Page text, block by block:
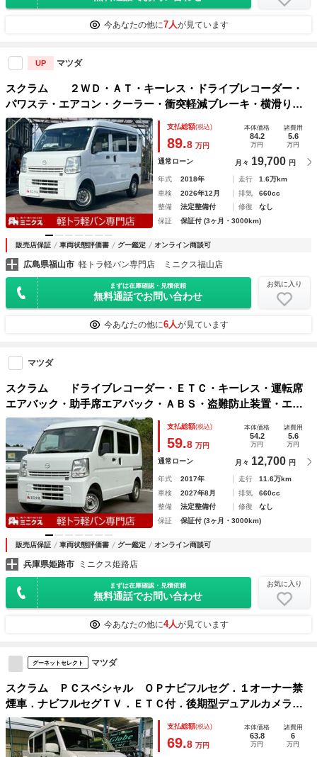
今あなたの他に7人が見ています
UP マツダ
スクラム ２ＷＤ・ＡＴ・キーレス・ドライブレコーダー・
パワステ・エアコン・クーラー・衝突軽減ブレーキ・横滑り防
止装置・ＡＢＳ・ＭＴモード・両側スライドドア・運転席エア
バック・助手席エアバック・純正ラジオ・
支払総額(税込)
89.8 万円
本体価格
84.2
万円
諸費用
5.6
万円
通常ローン 月々 19,700 円
年式 2018年 走行
1.6万km
車検
2026年12月 排気
660cc
整備
法定整備付 修復
なし
保証
保証付 (3ヶ月・3000km)
販売店保証 車両状態評価書 グー鑑定 オンライン商談可
広島県福山市 軽トラ軽バン専門店 ミニクス福山店
まずは在庫確認・見積依頼
無料通話でお問い合わせ
お気に入り
今あなたの他に6人が見ています
マツダ
スクラム ドライブレコーダー・ＥＴＣ・キーレス・運転席
エアバック・助手席エアバック・ＡＢＳ・盗難防止装置・エア
コン・パワステ・両側スライドドア・純正ラジオ・ヘッドライ
トレペライザー・フロアマット・スペアキー
支払総額(税込)
59.8 万円
本体価格
54.2
万円
諸費用
5.6
万円
通常ローン 月々 12,700 円
年式 2017年 走行
11.6万km
車検
2027年8月 排気
660cc
整備
法定整備付 修復
なし
保証
保証付 (3ヶ月・3000km)
販売店保証 車両状態評価書 グー鑑定 オンライン商談可
兵庫県姫路市 ミニクス姫路店
まずは在庫確認・見積依頼
無料通話でお問い合わせ
お気に入り
今あなたの他に4人が見ています
グーネットセレクト マツダ
スクラム ＰＣスペシャル ＯＰナビフルセグ．１オーナー禁
煙車．ナビフルセグＴＶ．ＥＴＣ付．後期型デュアルカメラブ
レーキ車．リア抑制ソナー．リア５面プライバシーガラス．ハ
イＲ＆オーバーヘットシェル．電格ミラー．後期タコメーター
付
支払総額(税込)
69.8 万円
本体価格
63.8
万円
諸費用
6
万円